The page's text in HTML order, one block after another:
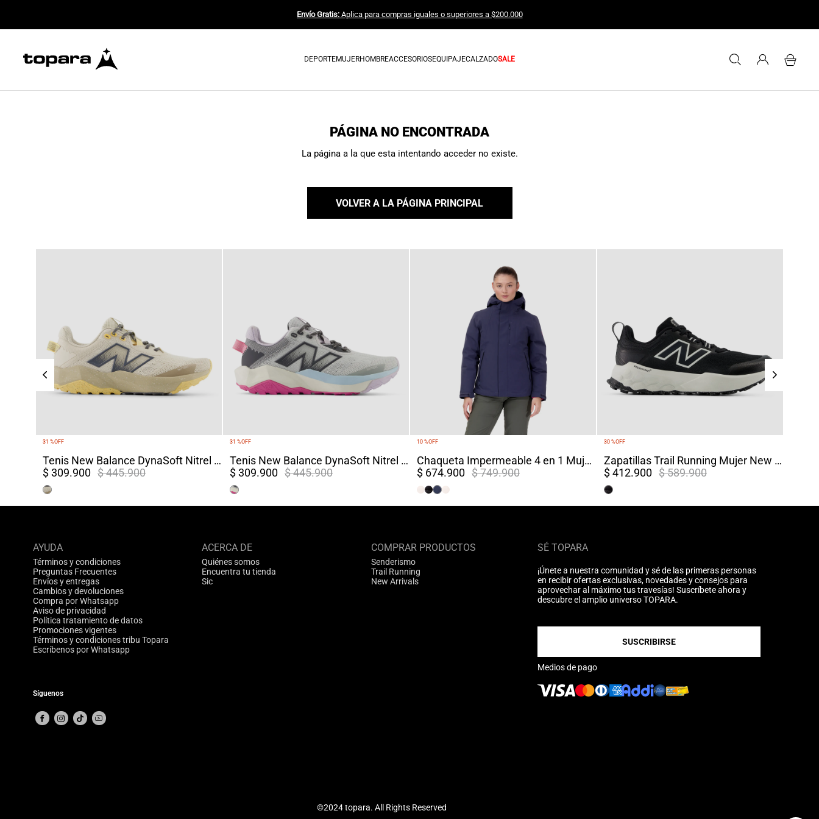
Envío Gratis:Aplica para compras iguales o superiores a $200.000
DEPORTEMUJERHOMBREACCESORIOSEQUIPAJECALZADOSALE
PÁGINA NO ENCONTRADA
La página a la que esta intentando acceder no existe.
VOLVER A LA PÁGINA PRINCIPAL
31 %OFF
Tenis New Balance DynaSoft Nitrel V6 Mujer Terreo
$ 309.900 $ 445.900
31 %OFF
Tenis New Balance DynaSoft Nitrel V6 Mujer Gris
$ 309.900 $ 445.900
10 %OFF
Chaqueta Impermeable 4 en 1 Mujer Chingaza Azul
$ 674.900 $ 749.900
30 %OFF
Zapatillas Trail Running Mujer New Balance Garoe V2 Negras
$ 412.900 $ 589.900
AYUDA
Términos y condiciones
Preguntas Frecuentes
Envíos y entregas
Cambios y devoluciones
Compra por Whatsapp
Aviso de privacidad
Política tratamiento de datos
Promociones vigentes
Términos y condiciones tribu Topara
Escríbenos por Whatsapp
ACERCA DE
Quiénes somos
Encuentra tu tienda
Sic
COMPRAR PRODUCTOS
Senderismo
Trail Running
New Arrivals
Síguenos
©2024 topara. All Rights Reserved
SÉ TOPARA
¡Únete a nuestra comunidad y sé de las primeras personas
en recibir ofertas exclusivas, novedades y consejos para
aprovechar al máximo tus travesías! Suscríbete ahora y
descubre el amplio universo TOPARA.
SUSCRIBIRSE
Medios de pago